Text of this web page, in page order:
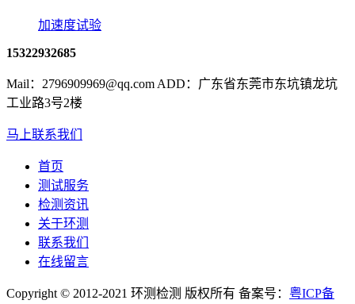
加速度试验
15322932685
Mail：2796909969@qq.com ADD：广东省东莞市东坑镇龙坑
工业路3号2楼
马上联系我们
首页
测试服务
检测资讯
关于环测
联系我们
在线留言
Copyright © 2012-2021 环测检测 版权所有 备案号： 粤ICP备